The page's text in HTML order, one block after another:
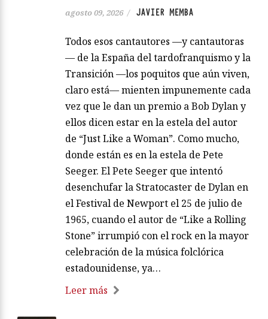
agosto 09, 2026 / JAVIER MEMBA
Todos esos cantautores —y cantautoras
— de la España del tardofranquismo y la
Transición —los poquitos que aún viven,
claro está— mienten impunemente cada
vez que le dan un premio a Bob Dylan y
ellos dicen estar en la estela del autor
de “Just Like a Woman”. Como mucho,
donde están es en la estela de Pete
Seeger. El Pete Seeger que intentó
desenchufar la Stratocaster de Dylan en
el Festival de Newport el 25 de julio de
1965, cuando el autor de “Like a Rolling
Stone” irrumpió con el rock en la mayor
celebración de la música folclórica
estadounidense, ya…
Leer más